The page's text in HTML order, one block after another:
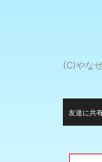
(C)やな
友達に共